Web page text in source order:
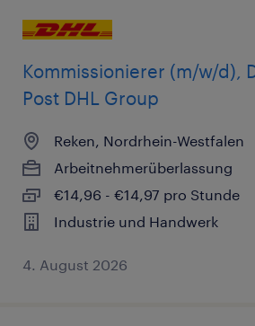
Kommissionierer (m/w/d),
Post DHL Group
Reken, Nordrhein-Westfalen
Arbeitnehmerüberlassung
€14,96 - €14,97 pro Stunde
Industrie und Handwerk
4. August 2026